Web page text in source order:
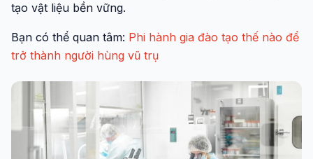
tạo vật liệu bền vững.
Bạn có thể quan tâm: Phi hành gia đào tạo thế nào để
trở thành người hùng vũ trụ